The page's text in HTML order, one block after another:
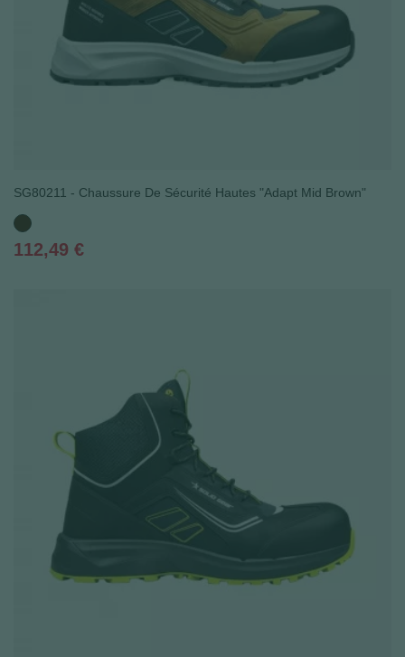
SG80211 - Chaussure De Sécurité Hautes "Adapt Mid Brown"
Marron
Prix
112,49 €